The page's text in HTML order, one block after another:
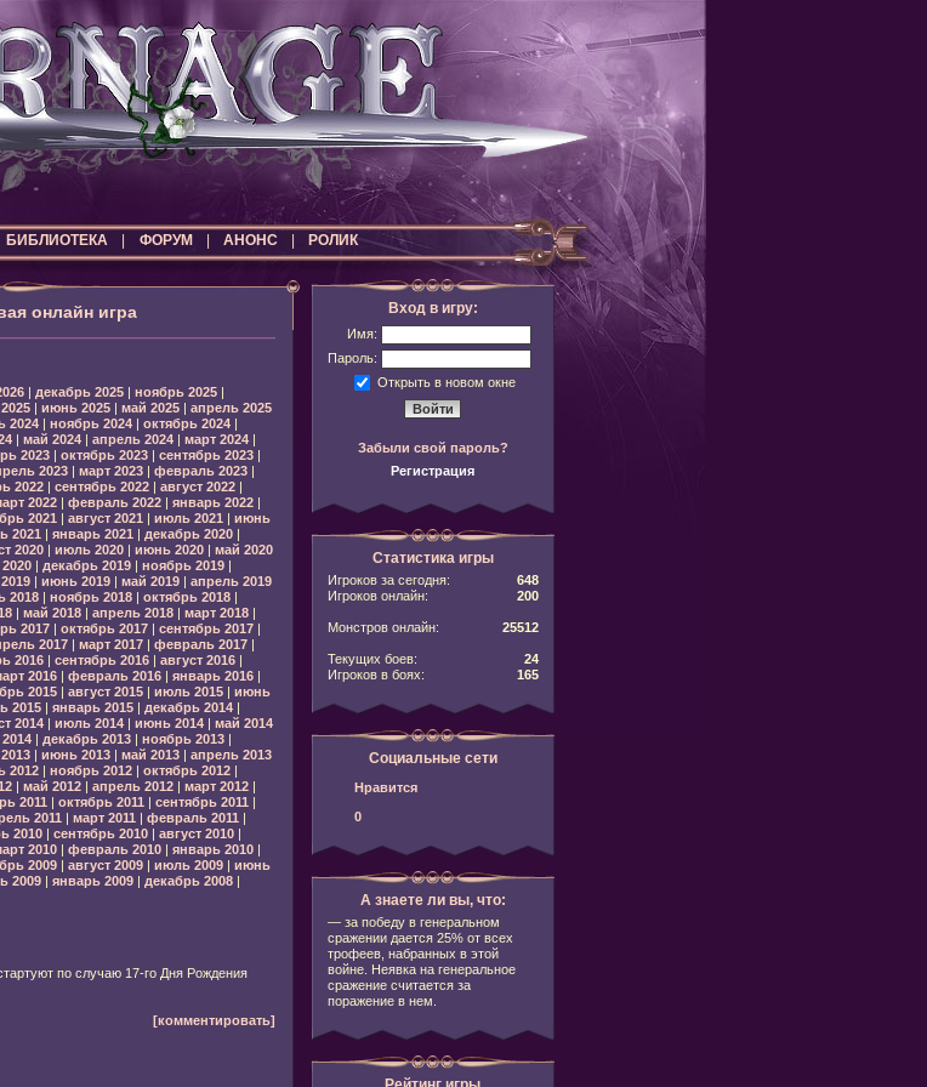
БИБЛИОТЕКА ФОРУМ АНОНС РОЛИК
онлайн игра
| декабрь 2025| ноябрь 2025|
| июнь 2025| май 2025| апрель 2025
2024| ноябрь 2024| октябрь 2024|
| май 2024| апрель 2024| март 2024|
2023| октябрь 2023| сентябрь 2023|
2023| март 2023| февраль 2023|
2022| сентябрь 2022| август 2022|
2022| февраль 2022| январь 2022|
2021 | август 2021 | июль 2021 | июнь
2021 | январь 2021 | декабрь 2020|
2020| июль 2020| июнь 2020| май 2020
| декабрь 2019| ноябрь 2019|
| июнь 2019| май 2019| апрель 2019
2018| ноябрь 2018| октябрь 2018|
| май 2018| апрель 2018| март 2018|
2017| октябрь 2017| сентябрь 2017|
2017| март 2017| февраль 2017|
2016| сентябрь 2016| август 2016|
2016| февраль 2016| январь 2016|
2015| август 2015| июль 2015| июнь
2015| январь 2015| декабрь 2014|
2014| июль 2014| июнь 2014| май 2014
| декабрь 2013| ноябрь 2013|
| июнь 2013| май 2013| апрель 2013
2012| ноябрь 2012| октябрь 2012|
| май 2012| апрель 2012| март 2012|
2011 | октябрь 2011 | сентябрь 2011 |
2011 | март 2011 | февраль 2011 |
2010| сентябрь 2010| август 2010|
2010| февраль 2010| январь 2010|
2009| август 2009| июль 2009| июнь
2009| январь 2009| декабрь 2008|
по случаю 17-го Дня Рождения
[комментировать]
Вход в игру:
Имя:
Пароль:
Открыть в новом окне
Забыли свой пароль?
Регистрация
Статистика игры
Игроков за сегодня:
648
Игроков онлайн:
200
Монстров онлайн: 25512
Текущих боев:
24
Игроков в боях:
165
Социальные сети
Нравится
0
А знаете ли вы, что:
— за победу в генеральном
сражении дается 25% от всех
трофеев, набранных в этой
войне. Неявка на генеральное
сражение считается за
поражение в нем.